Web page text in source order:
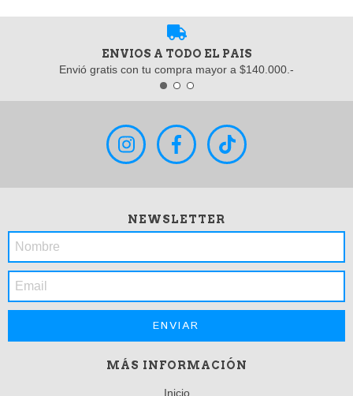
ENVIOS A TODO EL PAIS
Envió gratis con tu compra mayor a $140.000.-
NEWSLETTER
MÁS INFORMACIÓN
Inicio